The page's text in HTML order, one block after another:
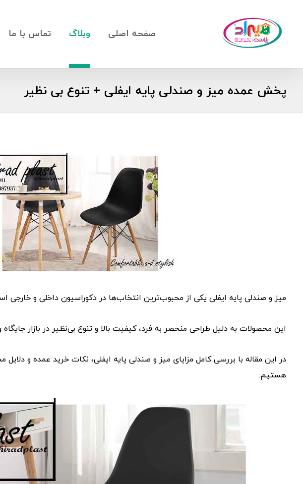
صفحه اصلی وبلاگ تماس با ما
پخش عمده میز و صندلی پایه ایفلی + تنوع بی نظیر
میز و صندلی پایه ایفلی یکی از محبوب‌ترین انتخاب‌ها در دکوراسیون داخلی و خارجی
این محصولات به دلیل طراحی منحصر به فرد، کیفیت بالا و تنوع بی‌نظیر در بازار جایگاه
در این مقاله با بررسی کامل مزایای میز و صندلی پایه ایفلی، نکات خرید عمده و
هستیم.